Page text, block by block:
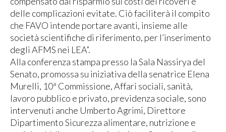
delle complicazioni evitate. Ciò faciliterà il compito
che FAVO intende portare avanti, insieme alle
società scientifiche di riferimento, per l’inserimento
degli AFMS nei LEA”.
Alla conferenza stampa presso la Sala Nassirya del
Senato, promossa su iniziativa della senatrice Elena
Murelli, 10ª Commissione, Affari sociali, sanità,
lavoro pubblico e privato, previdenza sociale, sono
intervenuti anche Umberto Agrimi, Direttore
Dipartimento Sicurezza alimentare, nutrizione e